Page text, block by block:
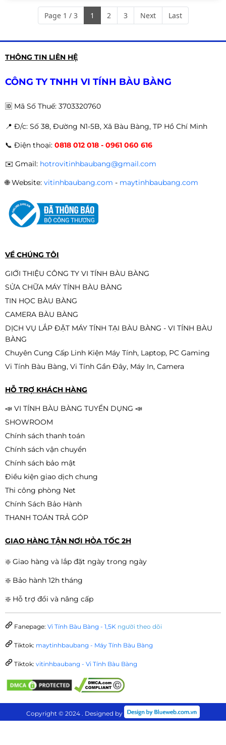
Page 1 / 3 1 2 3 Next Last
THÔNG TIN LIÊN HỆ
CÔNG TY TNHH VI TÍNH BÀU BÀNG
🆔 Mã Số Thuế: 3703320760
📍 Đ/c: Số 38, Đường N1-5B, Xã Bàu Bàng, TP Hồ Chí Minh
📞 Điện thoại: 0818 012 018 - 0961 060 616
✉️ Gmail: hotrovitinhbaubang@gmail.com
🌐Website: vitinhbaubang.com - maytinhbaubang.com
VỀ CHÚNG TÔI
GIỚI THIỆU CÔNG TY VI TÍNH BÀU BÀNG
SỬA CHỮA MÁY TÍNH BÀU BÀNG
TIN HỌC BÀU BÀNG
CAMERA BÀU BÀNG
DỊCH VỤ LẮP ĐẶT MÁY TÍNH TẠI BÀU BÀNG - VI TÍNH BÀU
BÀNG
Chuyên Cung Cấp Linh Kiện Máy Tính, Laptop, PC Gaming
Vi Tính Bàu Bàng, Vi Tính Gần Đây, Máy In, Camera
HỖ TRỢ KHÁCH HÀNG
📣 VI TÍNH BÀU BÀNG TUYỂN DỤNG 📣
SHOWROOM
Chính sách thanh toán
Chính sách vận chuyển
Chính sách bảo mật
Điều kiện giao dịch chung
Thi công phòng Net
Chính Sách Bảo Hành
THANH TOÁN TRẢ GÓP
GIAO HÀNG TẬN NƠI HỎA TỐC 2H
❇️ Giao hàng và lắp đặt ngày trong ngày
❇️ Bảo hành 12h tháng
❇️ Hỗ trợ đổi và nâng cấp
Fanepage: Vi Tính Bàu Bàng - 1,5K người theo dõi
Tiktok: maytinhbaubang - Máy Tính Bàu Bàng
Tiktok: vitinhbaubang - Vi Tính Bàu Bàng
Copyright © 2024 . Designed by